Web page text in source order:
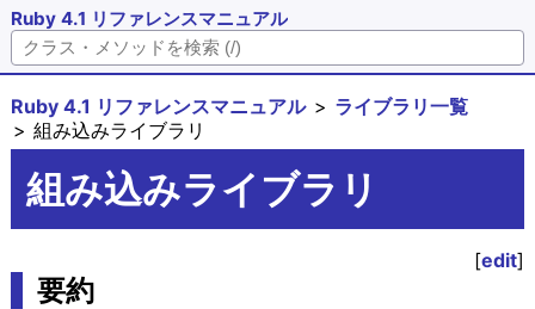
Ruby 4.1 リファレンスマニュアル
Ruby 4.1 リファレンスマニュアル
ライブラリ一覧
組み込みライブラリ
組み込みライブラリ
[edit]
要約